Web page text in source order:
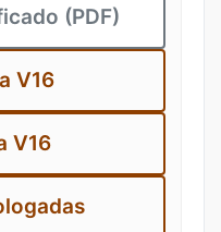
(PDF)
V16
V16